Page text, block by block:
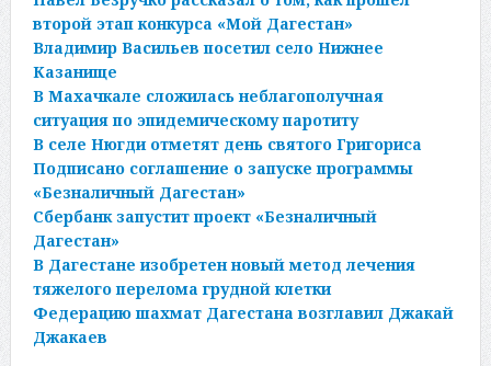
второй этап конкурса «Мой Дагестан»
Владимир Васильев посетил село Нижнее
Казанище
В Махачкале сложилась неблагополучная
ситуация по эпидемическому паротиту
В селе Нюгди отметят день святого Григориса
Подписано соглашение о запуске программы
«Безналичный Дагестан»
Сбербанк запустит проект «Безналичный
Дагестан»
В Дагестане изобретен новый метод лечения
тяжелого перелома грудной клетки
Федерацию шахмат Дагестана возглавил Джакай
Джакаев